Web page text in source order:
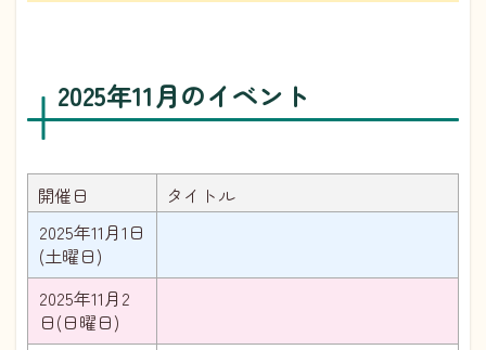
2025年11月のイベント
開催日
タイトル
2025年11月1日
(土曜日)
2025年11月2
日(日曜日)